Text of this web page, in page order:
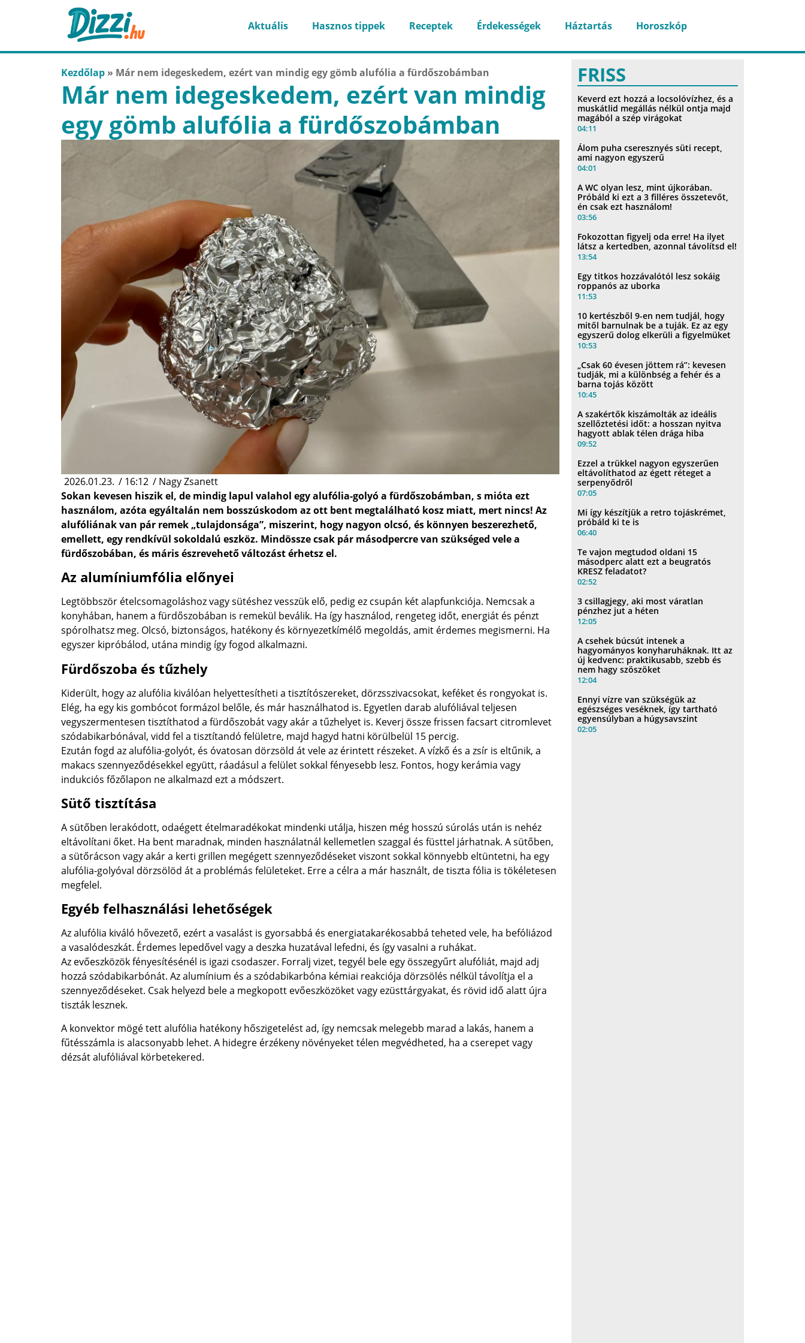
Aktuális Hasznos tippek Receptek Érdekességek Háztartás Horoszkóp
Kezdőlap » Már nem idegeskedem, ezért van mindig egy gömb alufólia a fürdőszobámban
Már nem idegeskedem, ezért van mindig
egy gömb alufólia a fürdőszobámban
2026.01.23. / 16:12 / Nagy Zsanett
Sokan kevesen hiszik el, de mindig lapul valahol egy alufólia-golyó a fürdőszobámban, s mióta ezt
használom, azóta egyáltalán nem bosszúskodom az ott bent megtalálható kosz miatt, mert nincs! Az
alufóliának van pár remek „tulajdonsága”, miszerint, hogy nagyon olcsó, és könnyen beszerezhető,
emellett, egy rendkívül sokoldalú eszköz. Mindössze csak pár másodpercre van szükséged vele a
fürdőszobában, és máris észrevehető változást érhetsz el.
Az alumíniumfólia előnyei
Legtöbbször ételcsomagoláshoz vagy sütéshez vesszük elő, pedig ez csupán két alapfunkciója. Nemcsak a
konyhában, hanem a fürdőszobában is remekül beválik. Ha így használod, rengeteg időt, energiát és pénzt
spórolhatsz meg. Olcsó, biztonságos, hatékony és környezetkímélő megoldás, amit érdemes megismerni. Ha
egyszer kipróbálod, utána mindig így fogod alkalmazni.
Fürdőszoba és tűzhely
Kiderült, hogy az alufólia kiválóan helyettesítheti a tisztítószereket, dörzsszivacsokat, keféket és rongyokat is.
Elég, ha egy kis gombócot formázol belőle, és már használhatod is. Egyetlen darab alufóliával teljesen
vegyszermentesen tisztíthatod a fürdőszobát vagy akár a tűzhelyet is. Keverj össze frissen facsart citromlevet
szódabikarbónával, vidd fel a tisztítandó felületre, majd hagyd hatni körülbelül 15 percig.
Ezután fogd az alufólia-golyót, és óvatosan dörzsöld át vele az érintett részeket. A vízkő és a zsír is eltűnik, a
makacs szennyeződésekkel együtt, ráadásul a felület sokkal fényesebb lesz. Fontos, hogy kerámia vagy
indukciós főzőlapon ne alkalmazd ezt a módszert.
Sütő tisztítása
A sütőben lerakódott, odaégett ételmaradékokat mindenki utálja, hiszen még hosszú súrolás után is nehéz
eltávolítani őket. Ha bent maradnak, minden használatnál kellemetlen szaggal és füsttel járhatnak. A sütőben,
a sütőrácson vagy akár a kerti grillen megégett szennyeződéseket viszont sokkal könnyebb eltüntetni, ha egy
alufólia-golyóval dörzsölöd át a problémás felületeket. Erre a célra a már használt, de tiszta fólia is tökéletesen
megfelel.
Egyéb felhasználási lehetőségek
Az alufólia kiváló hővezető, ezért a vasalást is gyorsabbá és energiatakarékosabbá teheted vele, ha befóliázod
a vasalódeszkát. Érdemes lepedővel vagy a deszka huzatával lefedni, és így vasalni a ruhákat.
Az evőeszközök fényesítésénél is igazi csodaszer. Forralj vizet, tegyél bele egy összegyűrt alufóliát, majd adj
hozzá szódabikarbónát. Az alumínium és a szódabikarbóna kémiai reakciója dörzsölés nélkül távolítja el a
szennyeződéseket. Csak helyezd bele a megkopott evőeszközöket vagy ezüsttárgyakat, és rövid idő alatt újra
tiszták lesznek.
A konvektor mögé tett alufólia hatékony hőszigetelést ad, így nemcsak melegebb marad a lakás, hanem a
fűtésszámla is alacsonyabb lehet. A hidegre érzékeny növényeket télen megvédheted, ha a cserepet vagy
dézsát alufóliával körbetekered.
FRISS
Keverd ezt hozzá a locsolóvízhez, és a
muskátlid megállás nélkül ontja majd
magából a szép virágokat
04:11
Álom puha cseresznyés süti recept,
ami nagyon egyszerű
04:01
A WC olyan lesz, mint újkorában.
Próbáld ki ezt a 3 filléres összetevőt,
én csak ezt használom!
03:56
Fokozottan figyelj oda erre! Ha ilyet
látsz a kertedben, azonnal távolítsd el!
13:54
Egy titkos hozzávalótól lesz sokáig
roppanós az uborka
11:53
10 kertészből 9-en nem tudjál, hogy
mitől barnulnak be a tuják. Ez az egy
egyszerű dolog elkerüli a figyelmüket
10:53
„Csak 60 évesen jöttem rá”: kevesen
tudják, mi a különbség a fehér és a
barna tojás között
10:45
A szakértők kiszámolták az ideális
szellőztetési időt: a hosszan nyitva
hagyott ablak télen drága hiba
09:52
Ezzel a trükkel nagyon egyszerűen
eltávolíthatod az égett réteget a
serpenyődről
07:05
Mi így készítjük a retro tojáskrémet,
próbáld ki te is
06:40
Te vajon megtudod oldani 15
másodperc alatt ezt a beugratós
KRESZ feladatot?
02:52
3 csillagjegy, aki most váratlan
pénzhez jut a héten
12:05
A csehek búcsút intenek a
hagyományos konyharuháknak. Itt az
új kedvenc: praktikusabb, szebb és
nem hagy szöszöket
12:04
Ennyi vízre van szükségük az
egészséges veséknek, így tartható
egyensúlyban a húgysavszint
02:05